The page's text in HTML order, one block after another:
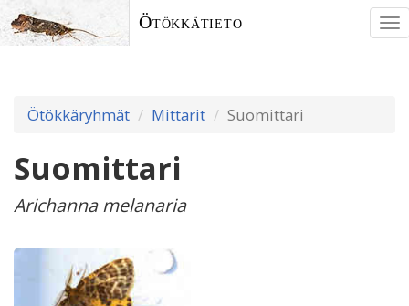
Ötökkätieto
Ötökkäryhmät Mittarit Suomittari
Suomittari
Arichanna melanaria